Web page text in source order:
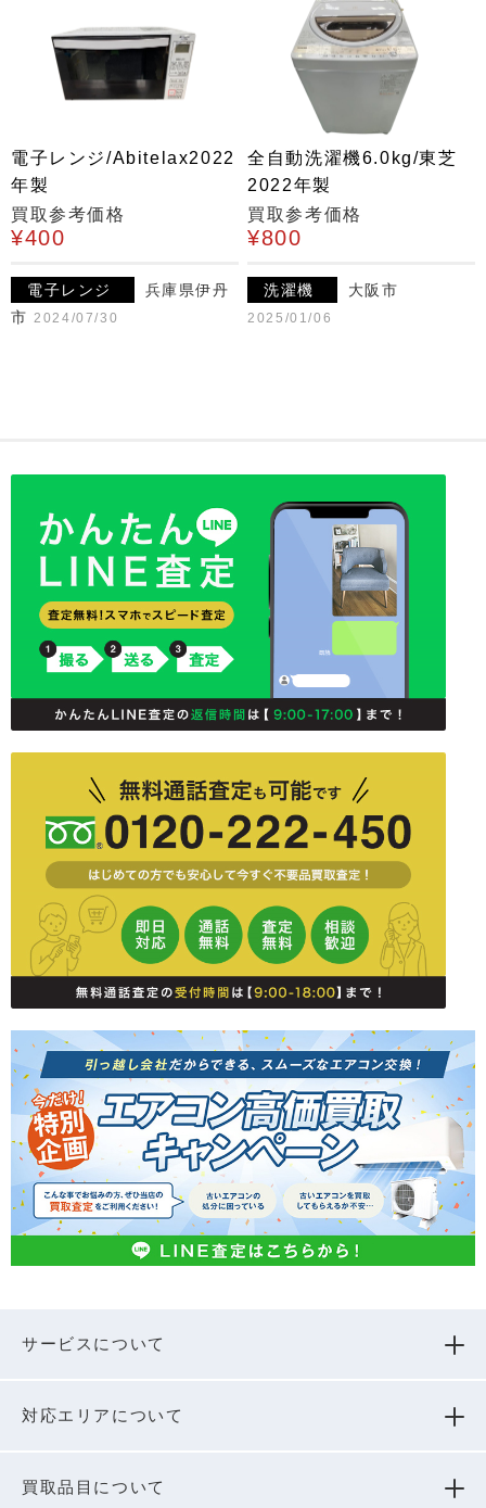
電子レンジ/Abitelax2022
年製
買取参考価格
¥400
電子レンジ
兵庫県伊丹
市 2024/07/30
全自動洗濯機6.0kg/東芝
2022年製
買取参考価格
¥800
洗濯機 大阪市
2025/01/06
サービスについて
対応エリアについて
買取品⽬について